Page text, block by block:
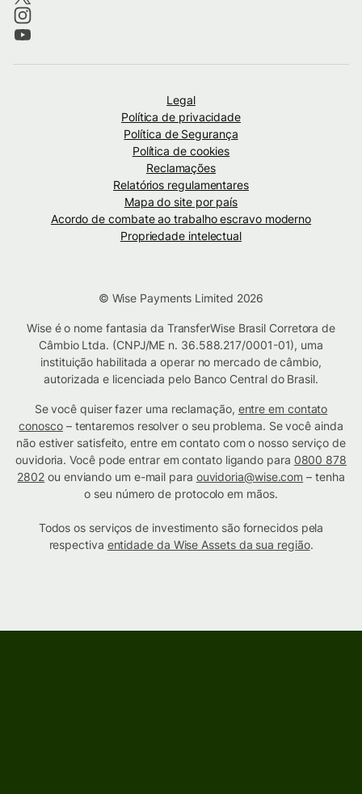
Legal
Política de privacidade
Política de Segurança
Política de cookies
Reclamações
Relatórios regulamentares
Mapa do site por país
Acordo de combate ao trabalho escravo moderno
Propriedade intelectual
© Wise Payments Limited 2026
Wise é o nome fantasia da TransferWise Brasil Corretora de
Câmbio Ltda. (CNPJ/ME n. 36.588.217/0001-01), uma
instituição habilitada a operar no mercado de câmbio,
autorizada e licenciada pelo Banco Central do Brasil.
Se você quiser fazer uma reclamação, entre em contato
conosco– tentaremos resolver o seu problema. Se você ainda
não estiver satisfeito, entre em contato com o nosso serviço de
ouvidoria. Você pode entrar em contato ligando para 0800 878
2802 ou enviando um e-mail para ouvidoria@wise.com – tenha
o seu número de protocolo em mãos.
Todos os serviços de investimento são fornecidos pela
respectiva entidade da Wise Assets da sua região.